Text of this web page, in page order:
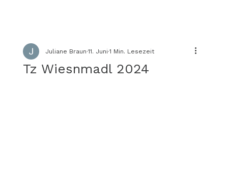
Tz Wiesnmadl 2024
Juliane Braun 11. Juni 1 Min. Lesezeit